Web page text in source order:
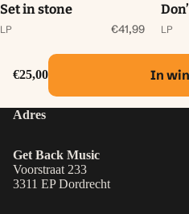
Set in stone
LP €41,99 LP
€25,00 In
Adres
Get Back Music
Voorstraat 233
3311 EP Dordrecht